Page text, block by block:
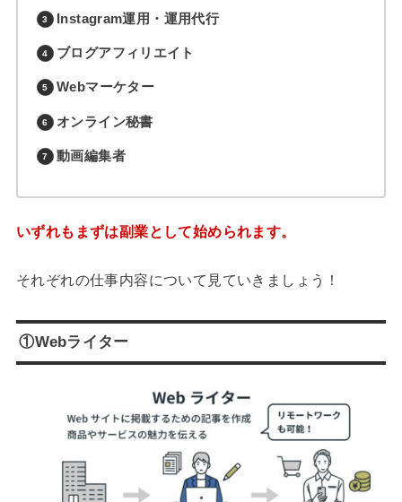
Instagram運用・運用代行
ブログアフィリエイト
Webマーケター
オンライン秘書
動画編集者
いずれもまずは副業として始められます。
それぞれの仕事内容について見ていきましょう！
①Webライター